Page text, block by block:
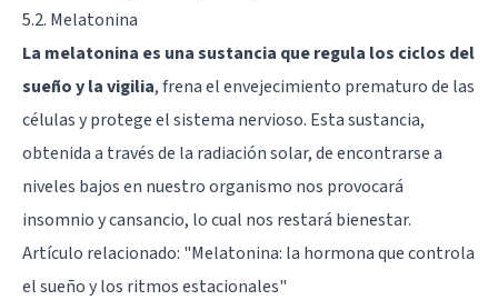
5.2. Melatonina
La melatonina es una sustancia que regula los ciclos del
sueño y la vigilia, frena el envejecimiento prematuro de las
células y protege el sistema nervioso. Esta sustancia,
obtenida a través de la radiación solar, de encontrarse a
niveles bajos en nuestro organismo nos provocará
insomnio y cansancio, lo cual nos restará bienestar.
Artículo relacionado: "Melatonina: la hormona que controla
el sueño y los ritmos estacionales"